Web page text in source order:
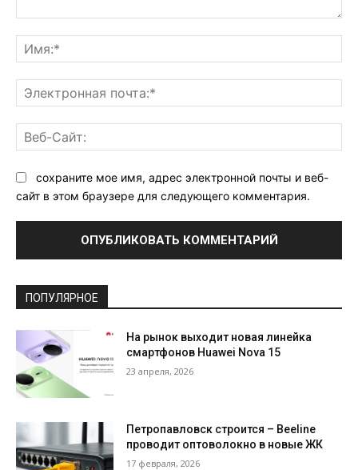
сохраните мое имя, адрес электронной почты и веб-
сайт в этом браузере для следующего комментария.
ПОПУЛЯРНОЕ
На рынок выходит новая линейка
смартфонов Huawei Nova 15
23 апреля, 2026
Петропавловск строится – Beeline
проводит оптоволокно в новые ЖК
17 февраля, 2026